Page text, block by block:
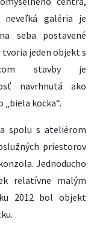
galéria je
seba postavené
jeden objekt s
stavby je
navrhnutá ako
kocka“.
spolu s ateliérom
priestorov
Jednoducho
relatívne malým
2012 bol objekt